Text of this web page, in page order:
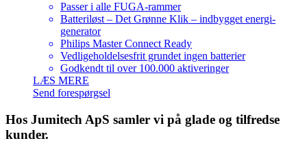
Passer i alle FUGA-rammer
Batteriløst – Det Grønne Klik – indbygget energi-
generator
Philips Master Connect Ready
Vedligeholdelsesfrit grundet ingen batterier
Godkendt til over 100.000 aktiveringer
LÆS MERE
Send forespørgsel
Hos Jumitech ApS samler vi på glade og tilfredse
kunder.